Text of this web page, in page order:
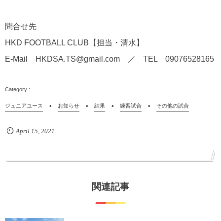
問合せ先
HKD FOOTBALL CLUB【担当・清水】
E-Mail HKDSA.TS@gmail.com ／ TEL 09076528165
ジュニアユース お知らせ 結果 練習試合 その他の試合
April 15, 2021
関連記事